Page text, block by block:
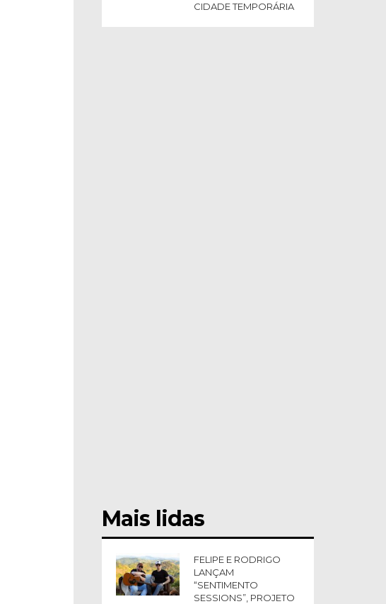
CIDADE TEMPORÁRIA
Mais lidas
FELIPE E RODRIGO
LANÇAM
“SENTIMENTO
SESSIONS”, PROJETO